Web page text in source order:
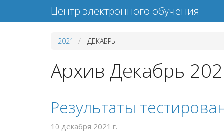
Центр электронного обучения
2021 ДЕКАБРЬ
Архив Декабрь
Результаты
10 декабря 2021 г.